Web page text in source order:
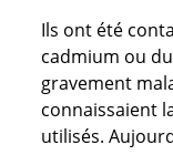
Ils ont été
cadmium ou
gravement
connaissaient
utilisés.